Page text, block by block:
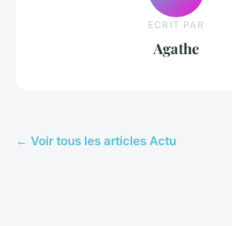
ECRIT PAR
Agathe
← Voir tous les articles Actu